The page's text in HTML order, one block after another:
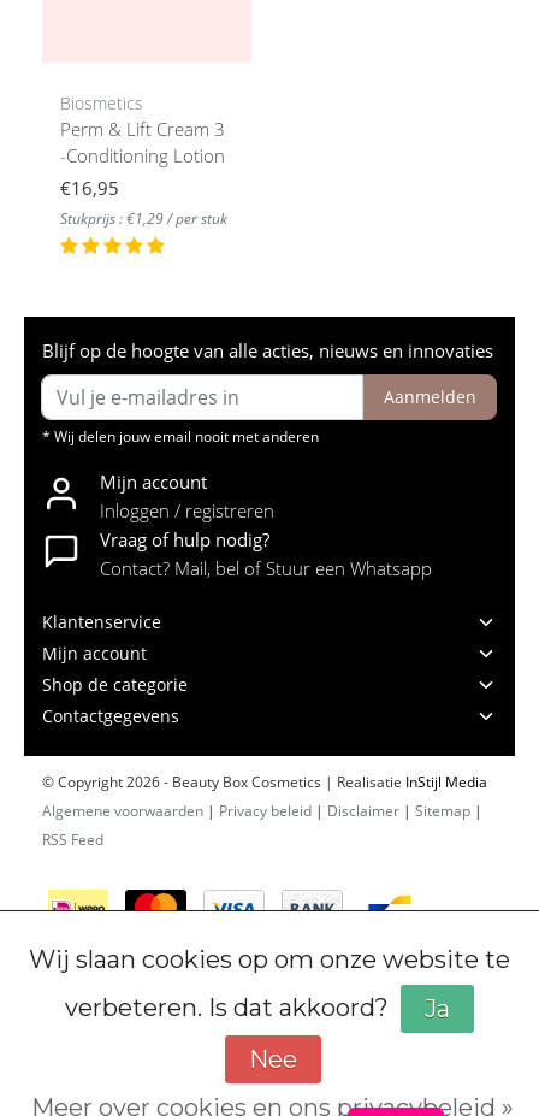
Biosmetics
Perm & Lift Cream 3
-Conditioning Lotion
€16,95
Stukprijs : €1,29 / per stuk
Blijf op de hoogte van alle acties, nieuws en innovaties
Aanmelden
* Wij delen jouw email nooit met anderen
Mijn account
Inloggen / registreren
Vraag of hulp nodig?
Contact? Mail, bel of Stuur een Whatsapp
Klantenservice
Mijn account
Shop de categorie
Contactgegevens
© Copyright 2026 - Beauty Box Cosmetics | Realisatie InStijl Media
Algemene voorwaarden | Privacy beleid | Disclaimer | Sitemap |
RSS Feed
Wij slaan cookies op om onze website te
verbeteren. Is dat akkoord?
Ja
Nee
Meer over cookies en ons privacybeleid »